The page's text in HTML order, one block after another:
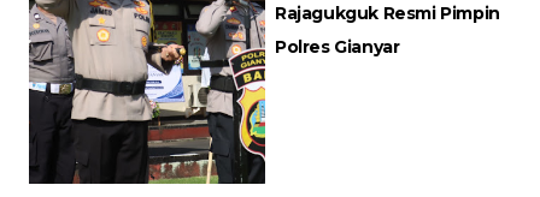
Rajagukguk Resmi Pimpin
Polres Gianyar